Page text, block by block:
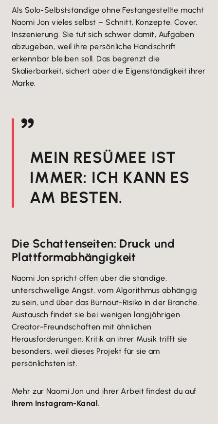
Als Solo-Selbstständige ohne Festangestellte macht
Naomi Jon vieles selbst – Schnitt, Konzepte, Cover,
Inszenierung. Sie tut sich schwer damit, Aufgaben
abzugeben, weil ihre persönliche Handschrift
erkennbar bleiben soll. Das begrenzt die
Skalierbarkeit, sichert aber die Eigenständigkeit ihrer
Marke.
MEIN RESÜMEE IST
IMMER: ICH KANN ES
AM BESTEN.
Die Schattenseiten: Druck und
Plattformabhängigkeit
Naomi Jon spricht offen über die ständige,
unterschwellige Angst, vom Algorithmus abhängig
zu sein, und über das Burnout-Risiko in der Branche.
Austausch findet sie bei wenigen langjährigen
Creator-Freundschaften mit ähnlichen
Herausforderungen. Kritik an ihrer Musik trifft sie
besonders, weil dieses Projekt für sie am
persönlichsten ist.
Mehr zur Naomi Jon und ihrer Arbeit findest du auf
Ihrem Instagram-Kanal.